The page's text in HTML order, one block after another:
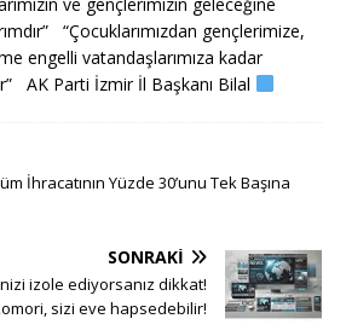
“Çocuklarımızdan gençlerimize,
engelli vatandaşlarımıza kadar
AK Parti İzmir İl Başkanı Bilal
İhracatının Yüzde 30’unu Tek Başına
SONRAKI
izole ediyorsanız dikkat!
sizi eve hapsedebilir!